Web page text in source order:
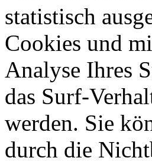
statistisch
Cookies und
Analyse Ihres
das Surf-
werden. Sie
durch die